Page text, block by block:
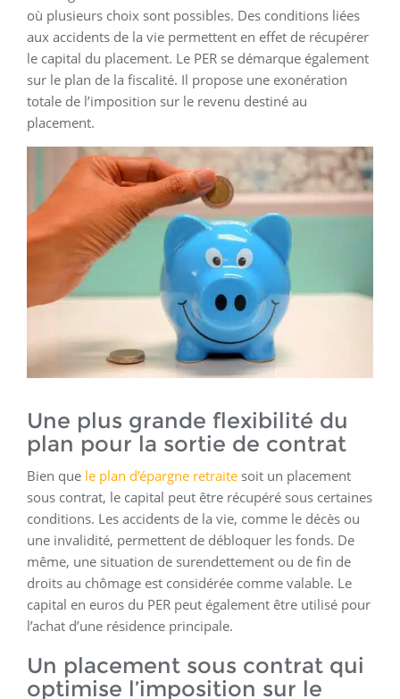
où plusieurs choix sont possibles. Des conditions liées
aux accidents de la vie permettent en effet de récupérer
le capital du placement. Le PER se démarque également
sur le plan de la fiscalité. Il propose une exonération
totale de l’imposition sur le revenu destiné au
placement.
Une plus grande flexibilité du
plan pour la sortie de contrat
Bien que le plan d’épargne retraite soit un placement
sous contrat, le capital peut être récupéré sous certaines
conditions. Les accidents de la vie, comme le décès ou
une invalidité, permettent de débloquer les fonds. De
même, une situation de surendettement ou de fin de
droits au chômage est considérée comme valable. Le
capital en euros du PER peut également être utilisé pour
l’achat d’une résidence principale.
Un placement sous contrat qui
optimise l’imposition sur le